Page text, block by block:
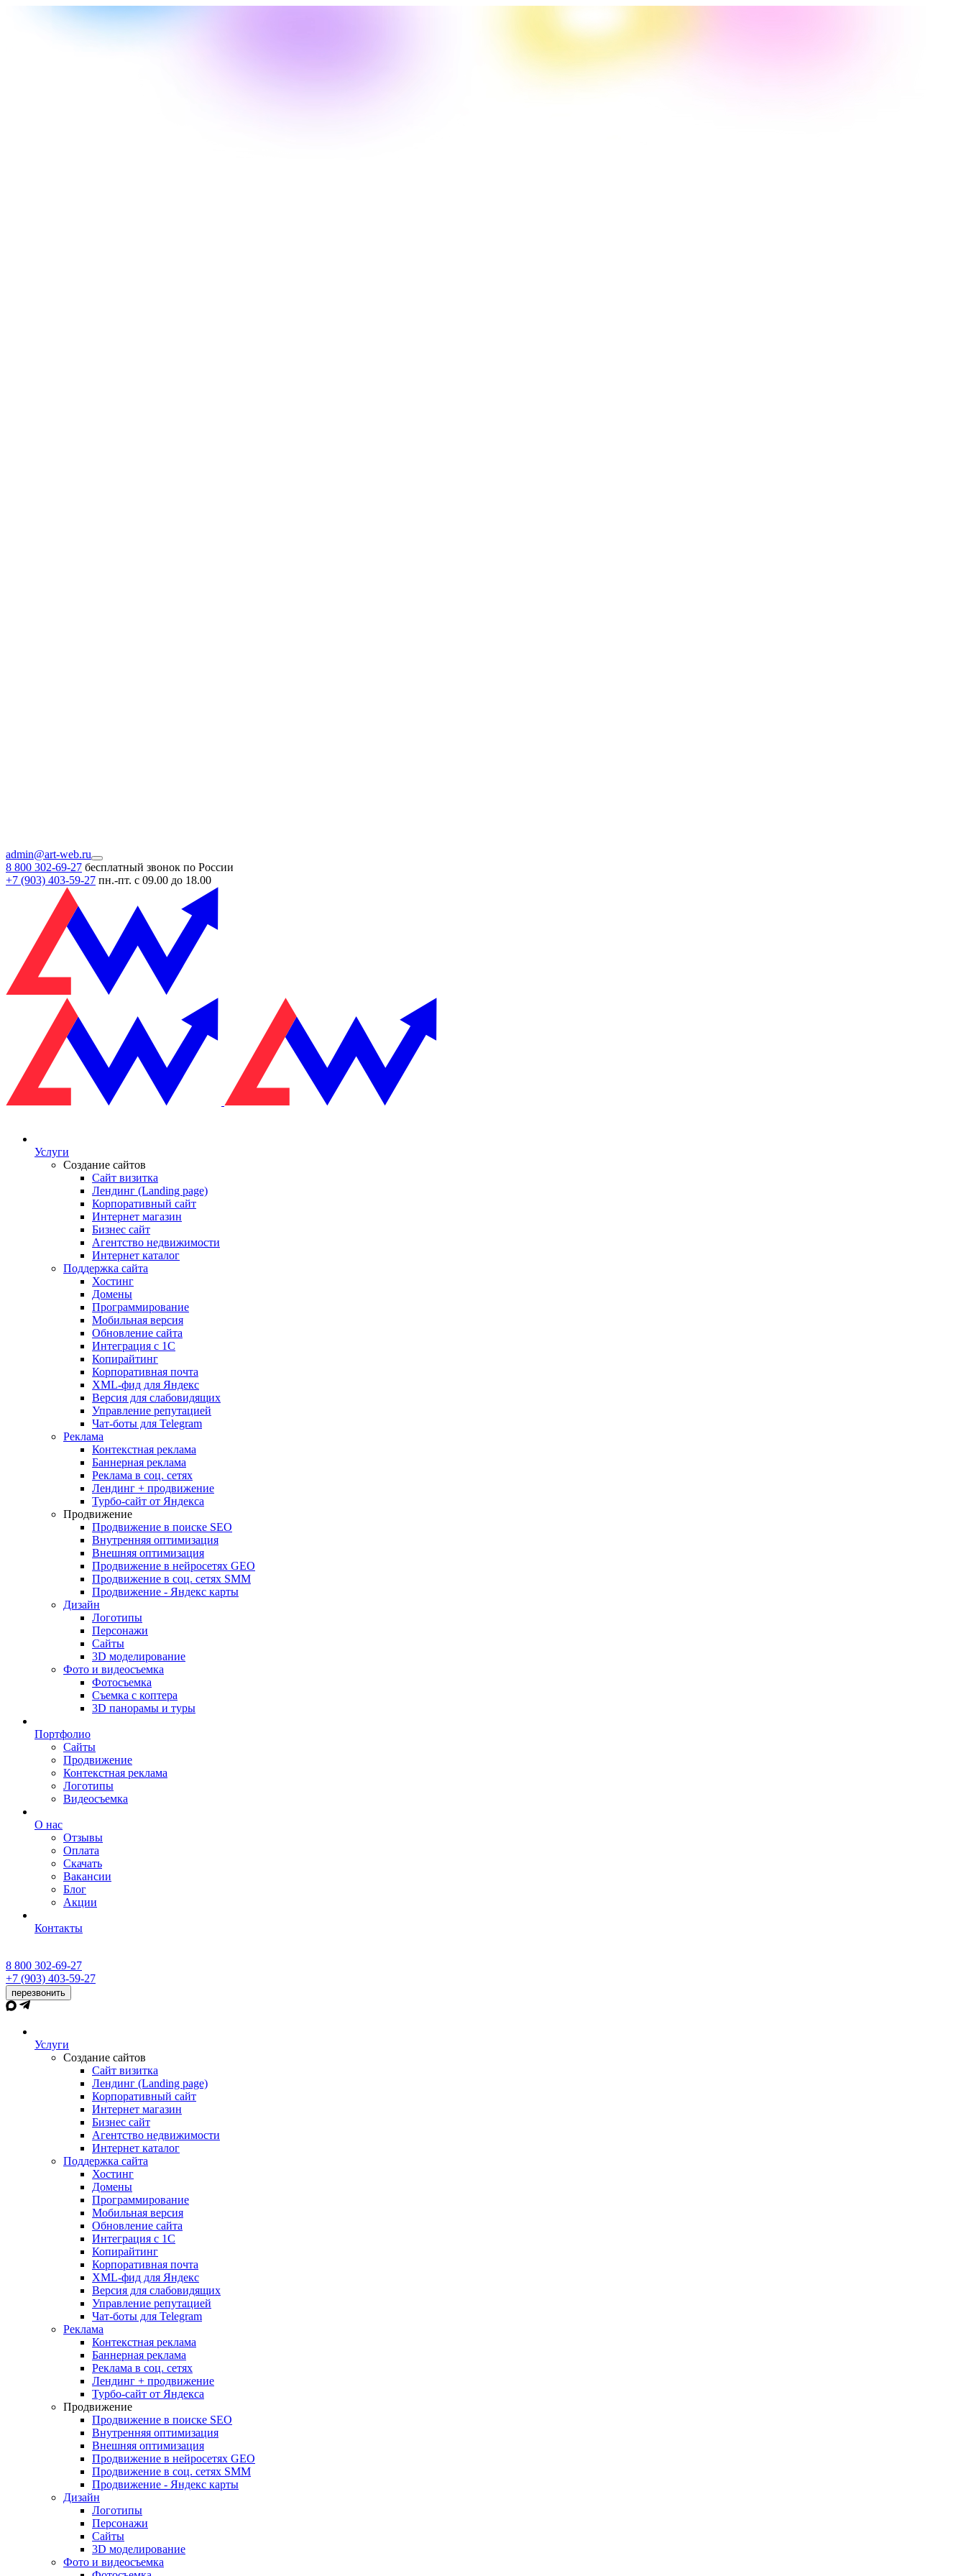
admin@art-web.ru
8 800 302-69-27 бесплатный звонок по России
+7 (903) 403-59-27 пн.-пт. с 09.00 до 18.00
Услуги
Создание сайтов
Сайт визитка
Лендинг (Landing page)
Корпоративный сайт
Интернет магазин
Бизнес сайт
Агентство недвижимости
Интернет каталог
Поддержка сайта
Хостинг
Домены
Программирование
Мобильная версия
Обновление сайта
Интеграция с 1С
Копирайтинг
Корпоративная почта
XML-фид для Яндекс
Версия для слабовидящих
Управление репутацией
Чат-боты для Telegram
Реклама
Контекстная реклама
Баннерная реклама
Реклама в соц. сетях
Лендинг + продвижение
Турбо-сайт от Яндекса
Продвижение
Продвижение в поиске SEO
Внутренняя оптимизация
Внешняя оптимизация
Продвижение в нейросетях GEO
Продвижение в соц. сетях SMM
Продвижение - Яндекс карты
Дизайн
Логотипы
Персонажи
Сайты
3D моделирование
Фото и видеосъемка
Фотосъемка
Съемка с коптера
3D панорамы и туры
Портфолио
Сайты
Продвижение
Контекстная реклама
Логотипы
Видеосъемка
О нас
Отзывы
Оплата
Скачать
Вакансии
Блог
Акции
Контакты
8 800 302-69-27
+7 (903) 403-59-27
перезвонить
Услуги
Создание сайтов
Сайт визитка
Лендинг (Landing page)
Корпоративный сайт
Интернет магазин
Бизнес сайт
Агентство недвижимости
Интернет каталог
Поддержка сайта
Хостинг
Домены
Программирование
Мобильная версия
Обновление сайта
Интеграция с 1С
Копирайтинг
Корпоративная почта
XML-фид для Яндекс
Версия для слабовидящих
Управление репутацией
Чат-боты для Telegram
Реклама
Контекстная реклама
Баннерная реклама
Реклама в соц. сетях
Лендинг + продвижение
Турбо-сайт от Яндекса
Продвижение
Продвижение в поиске SEO
Внутренняя оптимизация
Внешняя оптимизация
Продвижение в нейросетях GEO
Продвижение в соц. сетях SMM
Продвижение - Яндекс карты
Дизайн
Логотипы
Персонажи
Сайты
3D моделирование
Фото и видеосъемка